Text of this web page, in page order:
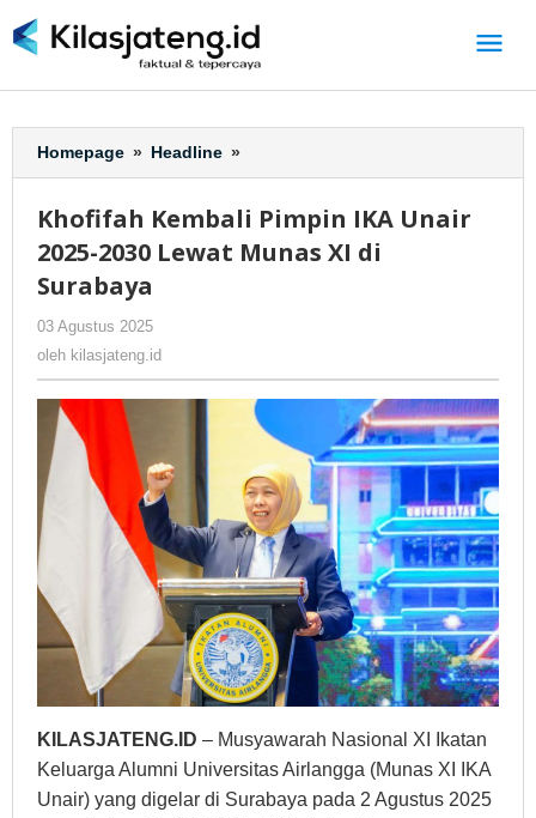
ke
Homepage » Headline »
Kembali
IKA
Unair
XI
di
Surabaya
Khofifah Kembali Pimpin IKA Unair
2025-2030 Lewat Munas XI di
Surabaya
03 Agustus 2025
oleh kilasjateng.id
KILASJATENG.ID – Musyawarah Nasional XI Ikatan
Keluarga Alumni Universitas Airlangga (Munas XI IKA
Unair) yang digelar di Surabaya pada 2 Agustus 2025